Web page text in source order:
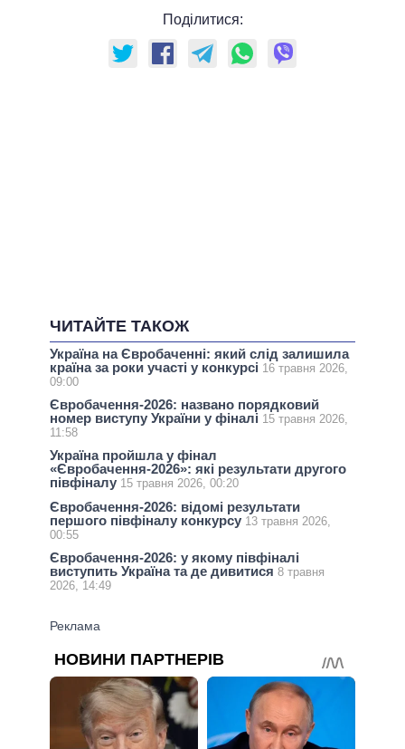
Поділитися:
ЧИТАЙТЕ ТАКОЖ
Україна на Євробаченні: який слід залишила
країна за роки участі у конкурсі 16 травня 2026,
09:00
Євробачення-2026: названо порядковий
номер виступу України у фіналі 15 травня 2026,
11:58
Україна пройшла у фінал
«Євробачення-2026»: які результати другого
півфіналу 15 травня 2026, 00:20
Євробачення-2026: відомi результати
першого півфіналу конкурсу 13 травня 2026,
00:55
Євробачення-2026: у якому півфіналі
виступить Україна та де дивитися 8 травня
2026, 14:49